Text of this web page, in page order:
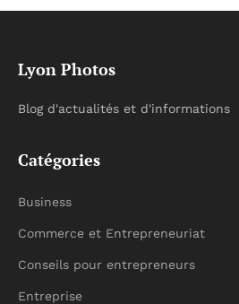
Lyon Photos
Blog d'actualités et d'informations
Catégories
Business
Commerce et Entrepreneuriat
Conseils pour entrepreneurs
Entreprise